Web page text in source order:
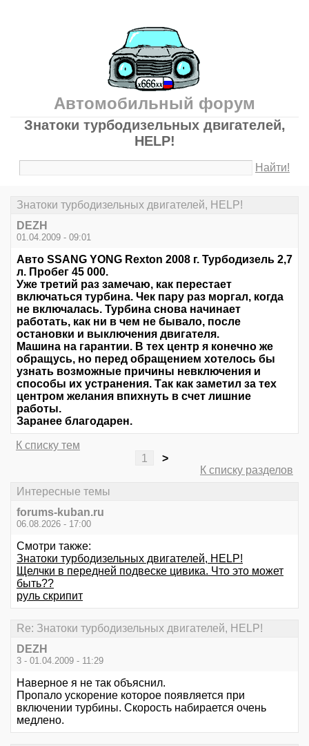
Автомобильный форум
Знатоки турбодизельных двигателей,
HELP!
Найти!
Знатоки турбодизельных двигателей, HELP!
DEZH
01.04.2009 - 09:01
Авто SSANG YONG Rexton 2008 г. Турбодизель 2,7
л. Пробег 45 000.
Уже третий раз замечаю, как перестает
включаться турбина. Чек пару раз моргал, когда
не включалась. Турбина снова начинает
работать, как ни в чем не бывало, после
остановки и выключения двигателя.
Машина на гарантии. В тех центр я конечно же
обращусь, но перед обращением хотелось бы
узнать возможные причины невключения и
способы их устранения. Так как заметил за тех
центром желания впихнуть в счет лишние
работы.
Заранее благодарен.
К списку тем
1
>
К списку разделов
Интересные темы
forums-kuban.ru
06.08.2026 - 17:00
Смотри также:
Знатоки турбодизельных двигателей, HELP!
Щелчки в передней подвеске цивика. Что это может
быть??
руль скрипит
Re: Знатоки турбодизельных двигателей, HELP!
DEZH
3 - 01.04.2009 - 11:29
Наверное я не так объяснил.
Пропало ускорение которое появляется при
включении турбины. Скорость набирается очень
медлено.